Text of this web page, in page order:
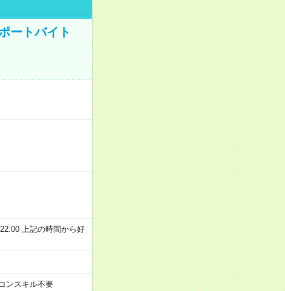
ートバイト
上記の時間から好
ンスキル不要